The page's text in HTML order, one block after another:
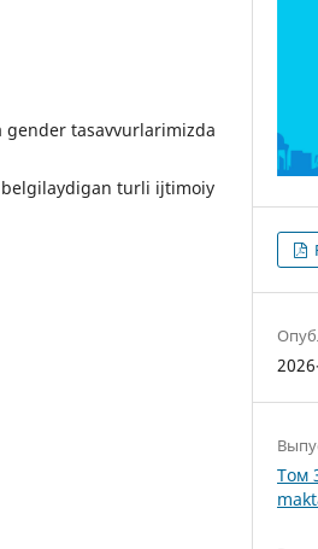
gender tasavvurlarimizda
turli ijtimoiy
Том